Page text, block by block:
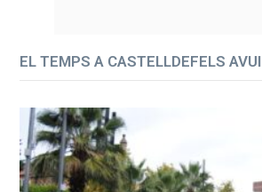
EL TEMPS A CASTELLDEFELS AVUI